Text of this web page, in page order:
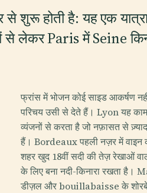
शुरू होती है: यह एक
से लेकर Paris में Seine
फ्रांस में भोजन कोई साइड आकर्षण
परिचय उसी से देते हैं। Lyon यह
व्यंजनों से करता है जो नफ़ासत से
हैं। Bordeaux पहली नज़र में वाइन
शहर खुद 18वीं सदी की तेज़ रेखाओं
के लिए बना नदी-किनारा रखता
डीज़ल और bouillabaisse के